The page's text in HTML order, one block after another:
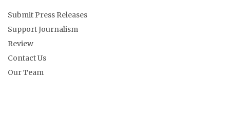
Submit Press Releases
Support Journalism
Review
Contact Us
Our Team